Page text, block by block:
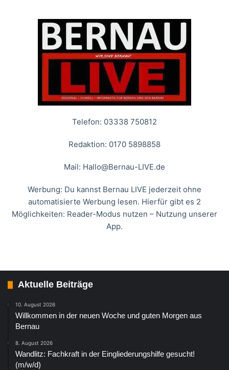
Telefon: 03338 750812
Redaktion: 0170 5898858
Mail: Hallo@Bernau-LIVE.de
Werbung: Du kannst Bernau LIVE jederzeit ohne
automatisierte Werbung lesen. Hierfür gibt es 2
Möglichkeiten: Reader-Modus nutzen – Nutzung unserer
App.
Aktuelle Beiträge
10. August 2026
Willkommen in der neuen Woche und guten Morgen aus
Bernau
8. August 2026
Wandlitz: Fachkraft in der Eingliederungshilfe gesucht!
(m/w/d)